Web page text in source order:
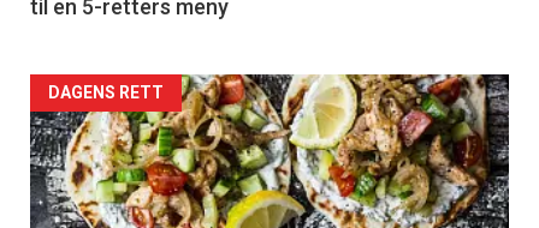
til en 5-retters meny
Forsiden
akkurat
nå
DAGENS RETT